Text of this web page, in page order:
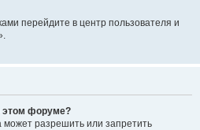
перейдите в центр пользователя и
этом форуме?
разрешить или запретить